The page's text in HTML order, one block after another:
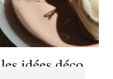
idées déco